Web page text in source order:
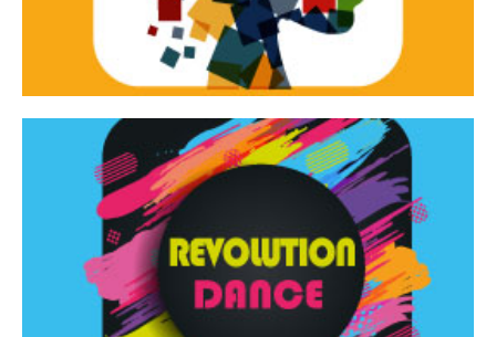
Tracce dinamiche
Revolution Dance
Rassegna di danza contemporanea – I Edizione